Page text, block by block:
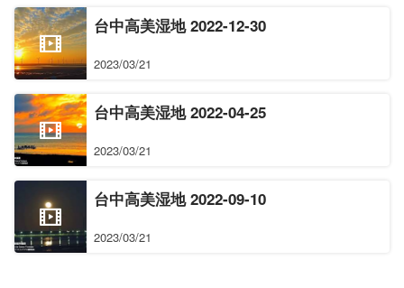
台中高美湿地 2022-12-30
2023/03/21
台中高美湿地 2022-04-25
2023/03/21
台中高美湿地 2022-09-10
2023/03/21